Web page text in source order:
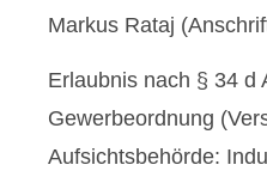
Markus Rataj
Erlaubnis nach § 34 d
Gewerbeordnung
Aufsichtsbehörde: